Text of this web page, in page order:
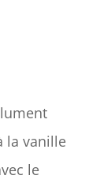
la vanille
le